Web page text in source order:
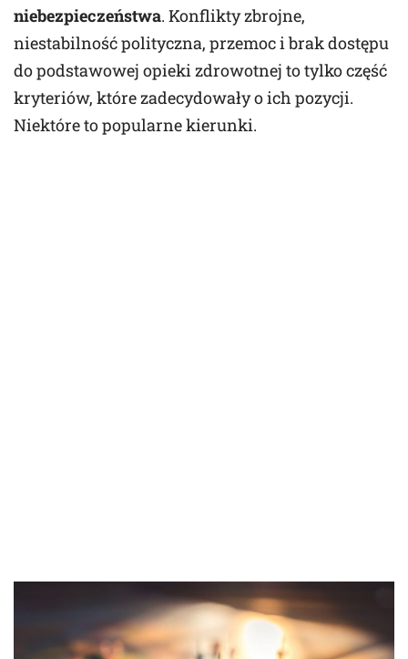
niebezpieczeństwa. Konflikty zbrojne,
niestabilność polityczna, przemoc i brak dostępu
do podstawowej opieki zdrowotnej to tylko część
kryteriów, które zadecydowały o ich pozycji.
Niektóre to popularne kierunki.